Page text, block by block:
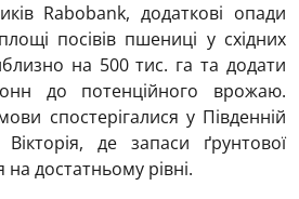
Rabobank, додаткові опади
посівів пшениці у східних
на 500 тис. га та додати
до потенційного врожаю.
спостерігалися у Південній
де запаси ґрунтової
достатньому рівні.